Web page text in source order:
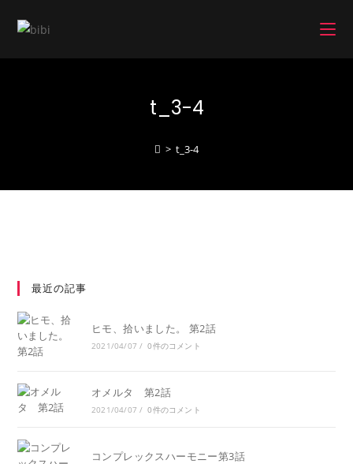
プ
t_3-4
> t_3-4
最近の記事
ヒモ、拾いました。 第2話
2021/04/07 / 0件のコメント
オメルタ 第2話
2021/04/07 / 0件のコメント
コンプレックスハーモニー第3話